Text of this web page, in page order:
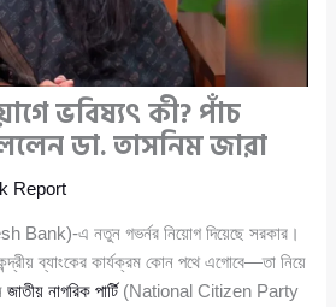
ভবিষ্যৎ কী? পাঁচ
ডা. তাসনিম জারা
Report
Bank)-এ নতুন গভর্নর নিয়োগ দিয়েছে সরকার।
ব্যাংকের কার্যক্রম কোন পথে এগোবে—তা নিয়ে
জাতীয় নাগরিক পার্টি(National Citizen Party